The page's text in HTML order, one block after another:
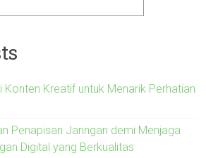
Kreatif untuk Menarik Perhatian
Penapisan Jaringan demi Menjaga
Digital yang Berkualitas